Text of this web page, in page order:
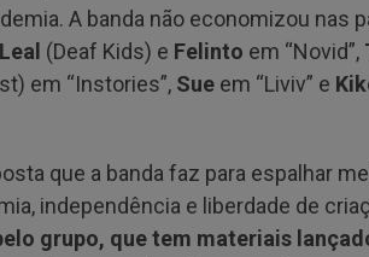
A banda não economizou nas
(Deaf Kids) e Felinto em “Novid”,
em “Instories”, Sue em “Liviv” e
que a banda faz para espalhar
independência e liberdade de
grupo, que tem materiais